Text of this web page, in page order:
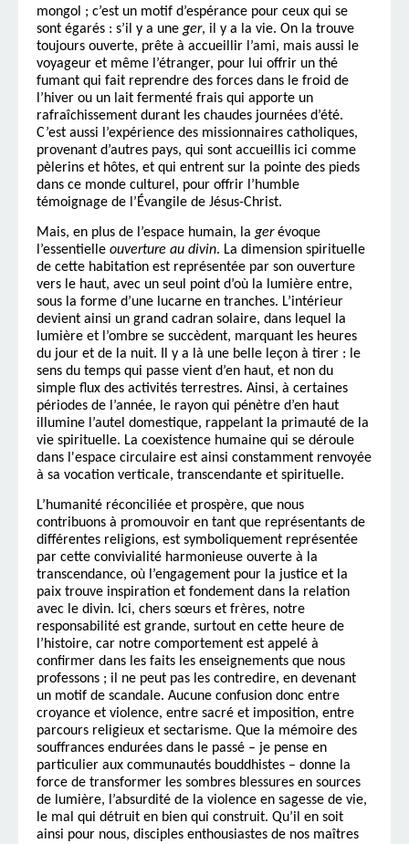
mongol ; c’est un motif d’espérance pour ceux qui se
sont égarés : s’il y a une ger, il y a la vie. On la trouve
toujours ouverte, prête à accueillir l’ami, mais aussi le
voyageur et même l’étranger, pour lui offrir un thé
fumant qui fait reprendre des forces dans le froid de
l’hiver ou un lait fermenté frais qui apporte un
rafraîchissement durant les chaudes journées d’été.
C’est aussi l’expérience des missionnaires catholiques,
provenant d’autres pays, qui sont accueillis ici comme
pèlerins et hôtes, et qui entrent sur la pointe des pieds
dans ce monde culturel, pour offrir l’humble
témoignage de l’Évangile de Jésus-Christ.
Mais, en plus de l’espace humain, la gerévoque
l’essentielle ouverture au divin. La dimension spirituelle
de cette habitation est représentée par son ouverture
vers le haut, avec un seul point d’où la lumière entre,
sous la forme d’une lucarne en tranches. L’intérieur
devient ainsi un grand cadran solaire, dans lequel la
lumière et l’ombre se succèdent, marquant les heures
du jour et de la nuit. Il y a là une belle leçon à tirer : le
sens du temps qui passe vient d’en haut, et non du
simple flux des activités terrestres. Ainsi, à certaines
périodes de l’année, le rayon qui pénètre d’en haut
illumine l’autel domestique, rappelant la primauté de la
vie spirituelle. La coexistence humaine qui se déroule
dans l'espace circulaire est ainsi constamment renvoyée
à sa vocation verticale, transcendante et spirituelle.
L’humanité réconciliée et prospère, que nous
contribuons à promouvoir en tant que représentants de
différentes religions, est symboliquement représentée
par cette convivialité harmonieuse ouverte à la
transcendance, où l’engagement pour la justice et la
paix trouve inspiration et fondement dans la relation
avec le divin. Ici, chers sœurs et frères, notre
responsabilité est grande, surtout en cette heure de
l’histoire, car notre comportement est appelé à
confirmer dans les faits les enseignements que nous
professons ; il ne peut pas les contredire, en devenant
un motif de scandale. Aucune confusion donc entre
croyance et violence, entre sacré et imposition, entre
parcours religieux et sectarisme. Que la mémoire des
souffrances endurées dans le passé – je pense en
particulier aux communautés bouddhistes – donne la
force de transformer les sombres blessures en sources
de lumière, l’absurdité de la violence en sagesse de vie,
le mal qui détruit en bien qui construit. Qu’il en soit
ainsi pour nous, disciples enthousiastes de nos maîtres